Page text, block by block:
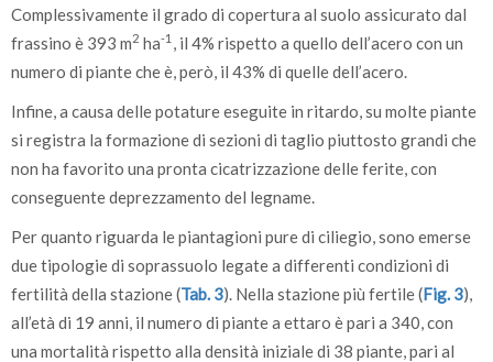
Complessivamente il grado di copertura al suolo assicurato dal
frassino è 393 m2 ha-1 , il 4% rispetto a quello dell’acero con un
numero di piante che è, però, il 43% di quelle dell’acero.
Infine, a causa delle potature eseguite in ritardo, su molte piante
si registra la formazione di sezioni di taglio piuttosto grandi che
non ha favorito una pronta cicatrizzazione delle ferite, con
conseguente deprezzamento del legname.
Per quanto riguarda le piantagioni pure di ciliegio, sono emerse
due tipologie di soprassuolo legate a differenti condizioni di
fertilità della stazione (Tab. 3). Nella stazione più fertile (Fig. 3),
all’età di 19 anni, il numero di piante a ettaro è pari a 340, con
una mortalità rispetto alla densità iniziale di 38 piante, pari al